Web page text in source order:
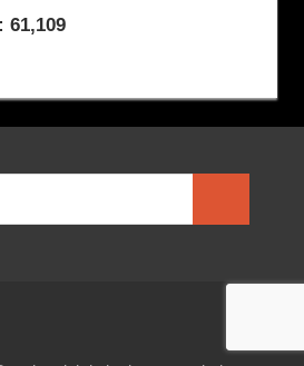
61,109